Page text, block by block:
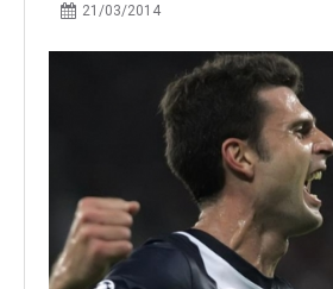
21/03/2014